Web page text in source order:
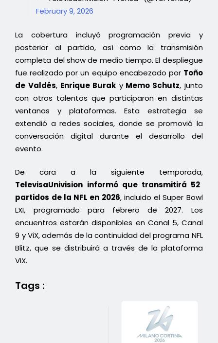
February 9, 2026
La cobertura incluyó programación previa y
posterior al partido, así como la transmisión
completa del show de medio tiempo. El despliegue
fue realizado por un equipo encabezado por Toño
de Valdés, Enrique Burak yMemo Schutz, junto
con otros talentos que participaron en distintas
ventanas y plataformas. Esta estrategia se
extendió a redes sociales, donde se promovió la
conversación digital durante el desarrollo del
evento.
De cara a la siguiente temporada,
TelevisaUnivision informó que transmitirá 52
partidos de la NFL en 2026, incluido el Super Bowl
LXI, programado para febrero de 2027. Los
encuentros estarán disponibles en Canal 5, Canal
9 y ViX, además de la continuidad del programa NFL
Blitz, que se distribuirá a través de la plataforma
ViX.
Tags :